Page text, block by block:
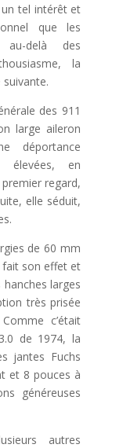
tel intérêt et
que les
au-delà des
la
des 911
large aileron
déportance
élevées, en
regard,
elle séduit,
de 60 mm
fait son effet et
larges
très prisée
c’était
de 1974, la
jantes Fuchs
et 8 pouces à
généreuses
autres